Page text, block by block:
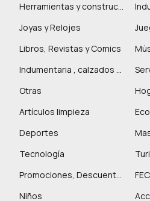
Herramientas y construcción
Joyas y Relojes
Libros, Revistas y Comics
Indumentaria , calzados y marroquinería
Otras
Artículos limpieza
Deportes
Tecnología
Promociones, Descuentos y más
Niños